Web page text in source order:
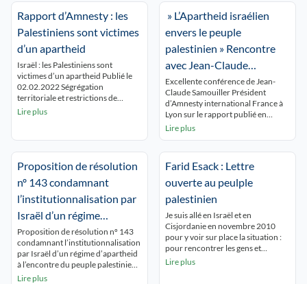
Rapport d’Amnesty : les
Palestiniens sont victimes
d’un apartheid
Israël : les Palestiniens sont
victimes d’un apartheid Publié le
02.02.2022 Ségrégation
territoriale et restrictions de
déplacement, saisies massives de
arbitraires, tortures, homicides
illégaux… Après un long travail de
recherche, notre nouveau rapport
démontre que les lois, politiques et
pratiques mises en place par les
autorités israéliennes ont […]
Lire plus
» L’Apartheid israélien
envers le peuple
palestinien » Rencontre
avec Jean-Claude
Samouiller – VIDEO
Excellente conférence de Jean-
Claude Samouiller Président
d’Amnesty international France à
Lyon sur le rapport publié en
février 2022. devant une salle
scrupuleusement sur le droit
international, Jean-Claude
Samouiller a répondu aux
questions de la salle L’Apartheid
israélien envers le peuple
palestinien Rencontre avec Jean-
Claude Samouiller […]
Lire plus
Proposition de résolution
nº 143 condamnant
l’institutionnalisation par
Israël d’un régime
d’apartheid à l’encontre du
peuple palestinienuvel
article
Proposition de résolution nº 143
condamnant l’institutionnalisation
par Israël d’un régime d’apartheid
à l’encontre du peuple palestinien
1. EXPOSÉ DES MOTIFS 2.
Lire plus
Farid Esack : Lettre
ouverte au peulple
palestinien
Je suis allé en Israël et en
Cisjordanie en novembre 2010
pour y voir sur place la situation :
pour rencontrer les gens et
entendre leurs histoires ; pour
Lire plus